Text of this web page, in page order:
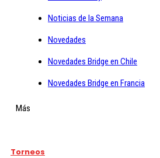
Noticias de la Semana
Novedades
Novedades Bridge en Chile
Novedades Bridge en Francia
Más
Torneos